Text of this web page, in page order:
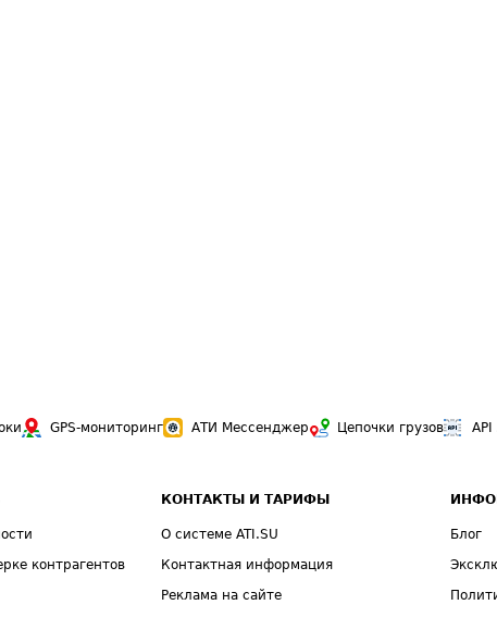
GPS-мониторинг АТИ Мессенджер Цепочки грузов API
контрагентов
КОНТАКТЫ И ТАРИФЫ
О системе ATI.SU
Контактная информация
Реклама на сайте
Блог